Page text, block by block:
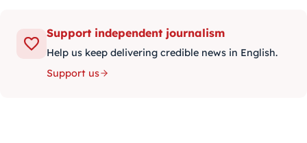
Support independent journalism
Help us keep delivering credible news in English.
Support us